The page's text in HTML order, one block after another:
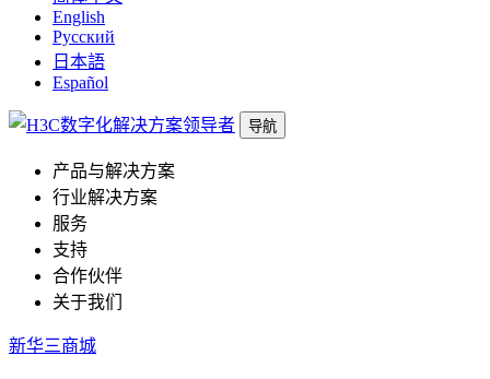
English
Русский
日本語
Español
导航
产品与解决方案
行业解决方案
服务
支持
合作伙伴
关于我们
新华三商城